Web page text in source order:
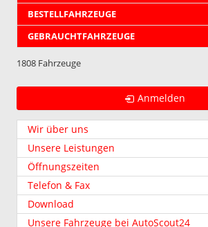
BESTELLFAHRZEUGE
GEBRAUCHTFAHRZEUGE
1808 Fahrzeuge
Anmelden
Wir über uns
Unsere Leistungen
Öffnungszeiten
Telefon & Fax
Download
Unsere Fahrzeuge bei AutoScout24